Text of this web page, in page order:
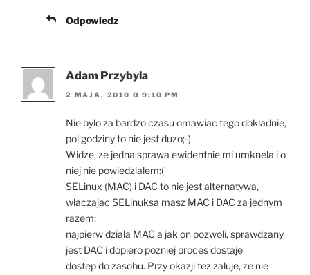
Odpowiedz
Adam Przybyla
2 MAJA, 2010 O 9:10 PM
Nie bylo za bardzo czasu omawiac tego dokladnie,
pol godziny to nie jest duzo;-)
Widze, ze jedna sprawa ewidentnie mi umknela i o
niej nie powiedzialem:(
SELinux (MAC) i DAC to nie jest alternatywa,
wlaczajac SELinuksa masz MAC i DAC za jednym
razem:
najpierw dziala MAC a jak on pozwoli, sprawdzany
jest DAC i dopiero pozniej proces dostaje
dostep do zasobu. Przy okazji tez zaluje, ze nie